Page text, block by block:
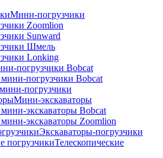
Мини-погрузчики
Zoomlion
Sunward
Шмель
Lonking
погрузчики Bobcat
погрузчики Bobcat
погрузчики
Мини-экскаваторы
экскаваторы Bobcat
экскаваторы Zoomlion
Экскаваторы-погрузчики
Телескопические